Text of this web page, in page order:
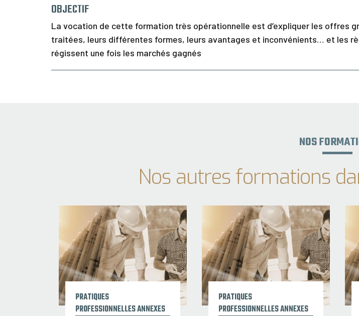
OBJECTIF
La vocation de cette formation très opérationnelle est d’expliquer les offres
traitées, leurs différentes formes, leurs avantages et inconvénients… et les
régissent une fois les marchés gagnés
NOS
Nos autres formations
PRATIQUES
PROFESSIONNELLES ANNEXES
PRATIQUES
PROFESSIONNELLES ANNEXES